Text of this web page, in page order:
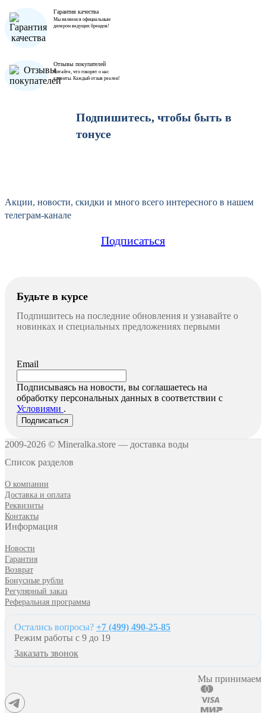
Гарантия качества
Мы являемся официальным
дилером ведущих брендов!
Отзывы покупателей
Читайте, что говорят о нас
клиенты. Каждый отзыв реален!
Подпишитесь, чтобы быть в
тонусе
Акции, новости, скидки и много всего интересного в нашем
телеграм-канале
Подписаться
Будьте в курсе
Подпишитесь на последние обновления и узнавайте о
новинках и специальных предложениях первыми
Email
Подписываясь на новости, вы соглашаетесь на
обработку персональных данных в соответствии с
Условиями .
2009-2026 © Mineralka.store — доставка воды
Список разделов
О компании
Доставка и оплата
Реквизиты
Контакты
Информация
Новости
Гарантия
Возврат
Бонусные рубли
Регулярный заказ
Реферальная программа
Остались вопросы? +7 (499) 490-25-85
Режим работы с 9 до 19
Заказать звонок
Мы принимаем